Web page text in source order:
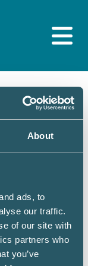
About
ads, to
our traffic.
of our site with
partners who
you’ve
Du loggar in
du har på